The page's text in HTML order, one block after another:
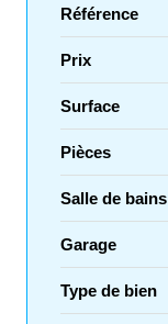
Référence
Prix
Surface
Pièces
Salle de bains
Garage
Type de bien